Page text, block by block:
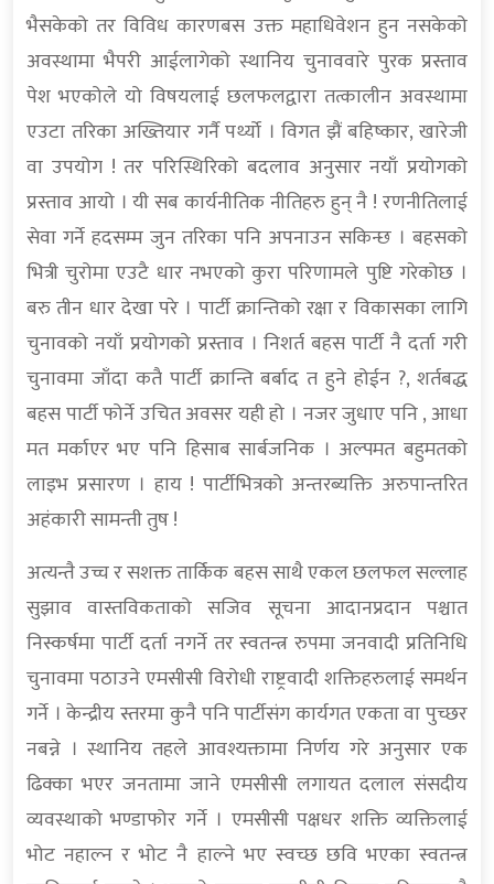
भैसकेको तर विविध कारणबस उक्त महाधिवेशन हुन नसकेको
अवस्थामा भैपरी आईलागेको स्थानिय चुनाववारे पुरक प्रस्ताव
पेश भएकोले यो विषयलाई छलफलद्वारा तत्कालीन अवस्थामा
एउटा तरिका अख्तियार गर्नै पर्थ्यो । विगत झैं बहिष्कार, खारेजी
वा उपयोग ! तर परिस्थिरिको बदलाव अनुसार नयाँ प्रयोगको
प्रस्ताव आयो । यी सब कार्यनीतिक नीतिहरु हुन् नै ! रणनीतिलाई
सेवा गर्ने हदसम्म जुन तरिका पनि अपनाउन सकिन्छ । बहसको
भित्री चुरोमा एउटै धार नभएको कुरा परिणामले पुष्टि गरेकोछ ।
बरु तीन धार देखा परे । पार्टी क्रान्तिको रक्षा र विकासका लागि
चुनावको नयाँ प्रयोगको प्रस्ताव । निशर्त बहस पार्टी नै दर्ता गरी
चुनावमा जाँदा कतै पार्टी क्रान्ति बर्बाद त हुने होईन ?, शर्तबद्ध
बहस पार्टी फोर्ने उचित अवसर यही हो । नजर जुधाए पनि , आधा
मत मर्काएर भए पनि हिसाब सार्बजनिक । अल्पमत बहुमतको
लाइभ प्रसारण । हाय ! पार्टीभित्रको अन्तरब्यक्ति अरुपान्तरित
अहंकारी सामन्ती तुष !
अत्यन्तै उच्च र सशक्त तार्किक बहस साथै एकल छलफल सल्लाह
सुझाव वास्तविकताको सजिव सूचना आदानप्रदान पश्चात
निस्कर्षमा पार्टी दर्ता नगर्ने तर स्वतन्त्र रुपमा जनवादी प्रतिनिधि
चुनावमा पठाउने एमसीसी विरोधी राष्ट्रवादी शक्तिहरुलाई समर्थन
गर्ने । केन्द्रीय स्तरमा कुनै पनि पार्टीसंग कार्यगत एकता वा पुच्छर
नबन्ने । स्थानिय तहले आवश्यक्तामा निर्णय गरे अनुसार एक
ढिक्का भएर जनतामा जाने एमसीसी लगायत दलाल संसदीय
व्यवस्थाको भण्डाफोर गर्ने । एमसीसी पक्षधर शक्ति व्यक्तिलाई
भोट नहाल्न र भोट नै हाल्ने भए स्वच्छ छवि भएका स्वतन्त्र